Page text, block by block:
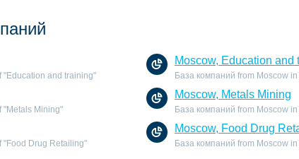
"Education and training"
Moscow, Education and
База компаний from Moscow
"Metals Mining"
Moscow, Metals Mining
База компаний from Moscow
"Food Drug Retailing"
Moscow, Food Drug
База компаний from Moscow